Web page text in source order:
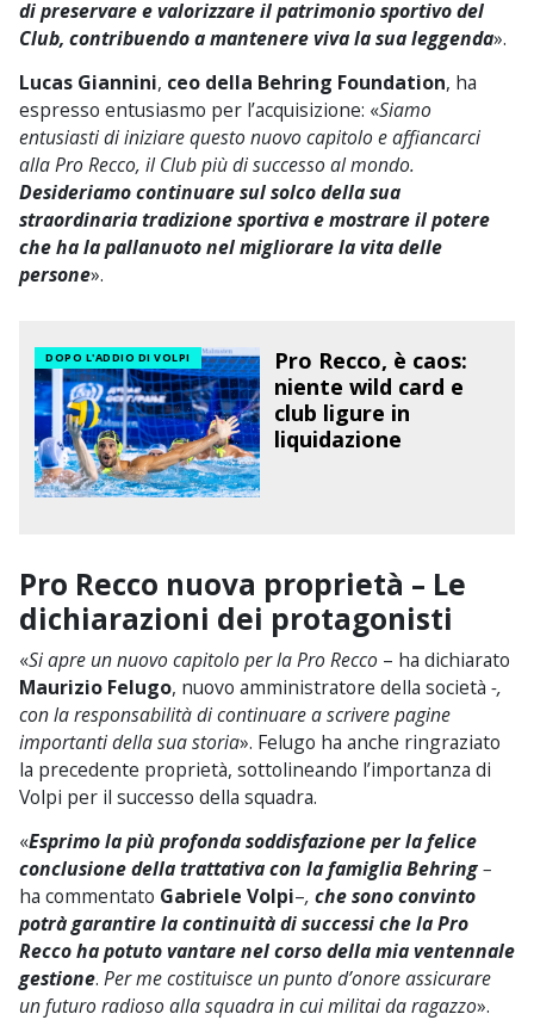
di preservare e valorizzare il patrimonio sportivo del
Club, contribuendo a mantenere viva la sua leggenda».
Lucas Giannini, ceo della Behring Foundation, ha
espresso entusiasmo per l’acquisizione: «Siamo
entusiasti di iniziare questo nuovo capitolo e affiancarci
alla Pro Recco, il Club più di successo al mondo.
Desideriamo continuare sul solco della sua
straordinaria tradizione sportiva e mostrare il potere
che ha la pallanuoto nel migliorare la vita delle
persone».
DOPO L'ADDIO DI VOLPI
Pro Recco, è caos:
niente wild card e
club ligure in
liquidazione
Pro Recco nuova proprietà – Le
dichiarazioni dei protagonisti
«Si apre un nuovo capitolo per la Pro Recco – ha dichiarato
Maurizio Felugo, nuovo amministratore della società -,
con la responsabilità di continuare a scrivere pagine
importanti della sua storia». Felugo ha anche ringraziato
la precedente proprietà, sottolineando l’importanza di
Volpi per il successo della squadra.
«Esprimo la più profonda soddisfazione per la felice
conclusione della trattativa con la famiglia Behring–
ha commentato Gabriele Volpi–, che sono convinto
potrà garantire la continuità di successi che la Pro
Recco ha potuto vantare nel corso della mia ventennale
gestione. Per me costituisce un punto d’onore assicurare
un futuro radioso alla squadra in cui militai da ragazzo».